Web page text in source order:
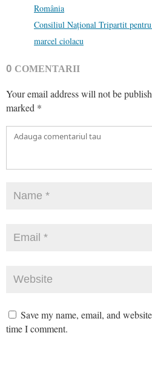
România
Consiliul Național Tripartit
marcel ciolacu
0 COMENTARII
Your email address will not be
marked *
Save my name, email, and
time I comment.